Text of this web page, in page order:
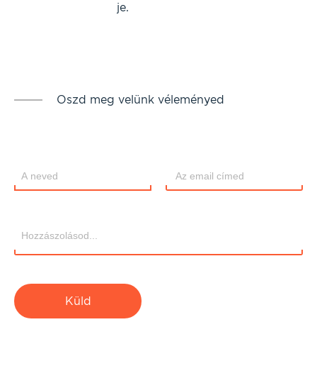
je.
Oszd meg velünk véleményed
Küld